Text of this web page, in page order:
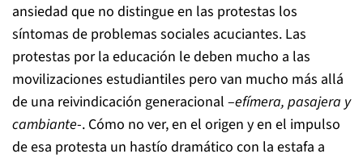
ansiedad que no distingue en las protestas los
síntomas de problemas sociales acuciantes. Las
protestas por la educación le deben mucho a las
movilizaciones estudiantiles pero van mucho más allá
de una reivindicación generacional –efímera, pasajera y
cambiante-. Cómo no ver, en el origen y en el impulso
de esa protesta un hastío dramático con la estafa a